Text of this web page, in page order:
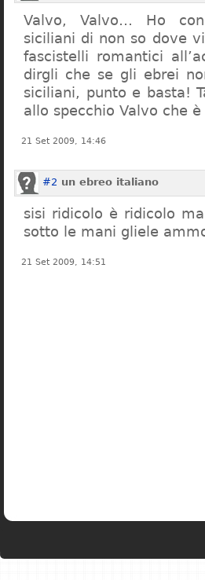
Valvo, Valvo… Ho
siciliani di non so dove
fascistelli romantici
dirgli che se gli ebrei
siciliani, punto e basta!
allo specchio Valvo che
21 Set 2009, 14:46
#2 un ebreo italiano
sisi ridicolo è ridicolo
sotto le mani gliele
21 Set 2009, 14:51